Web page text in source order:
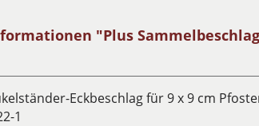
"Plus
Eckbeschlag für 9 x 9 cm
1